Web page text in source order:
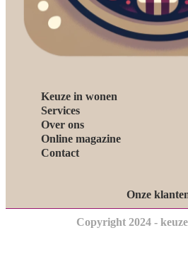
Keuze in wonen
Services
Over ons
Online magazine
Contact
Onze
Copyright 2024 -